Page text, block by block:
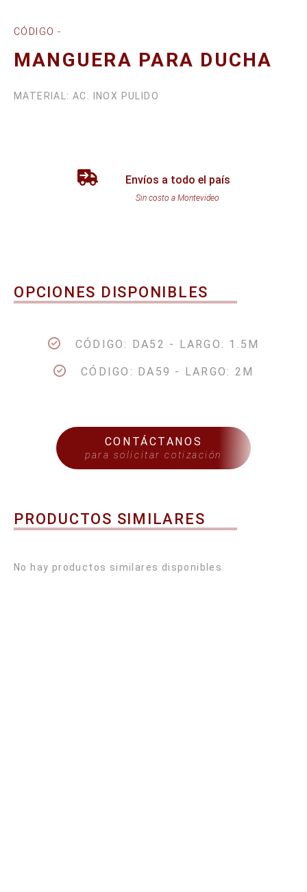
CÓDIGO -
MANGUERA PARA DUCHA
MATERIAL: AC. INOX PULIDO
Envíos a todo el país
Sin costo a Montevideo
OPCIONES DISPONIBLES
CÓDIGO: DA52 - LARGO: 1.5M
CÓDIGO: DA59 - LARGO: 2M
CONTÁCTANOS
para solicitar cotización
PRODUCTOS SIMILARES
No hay productos similares disponibles